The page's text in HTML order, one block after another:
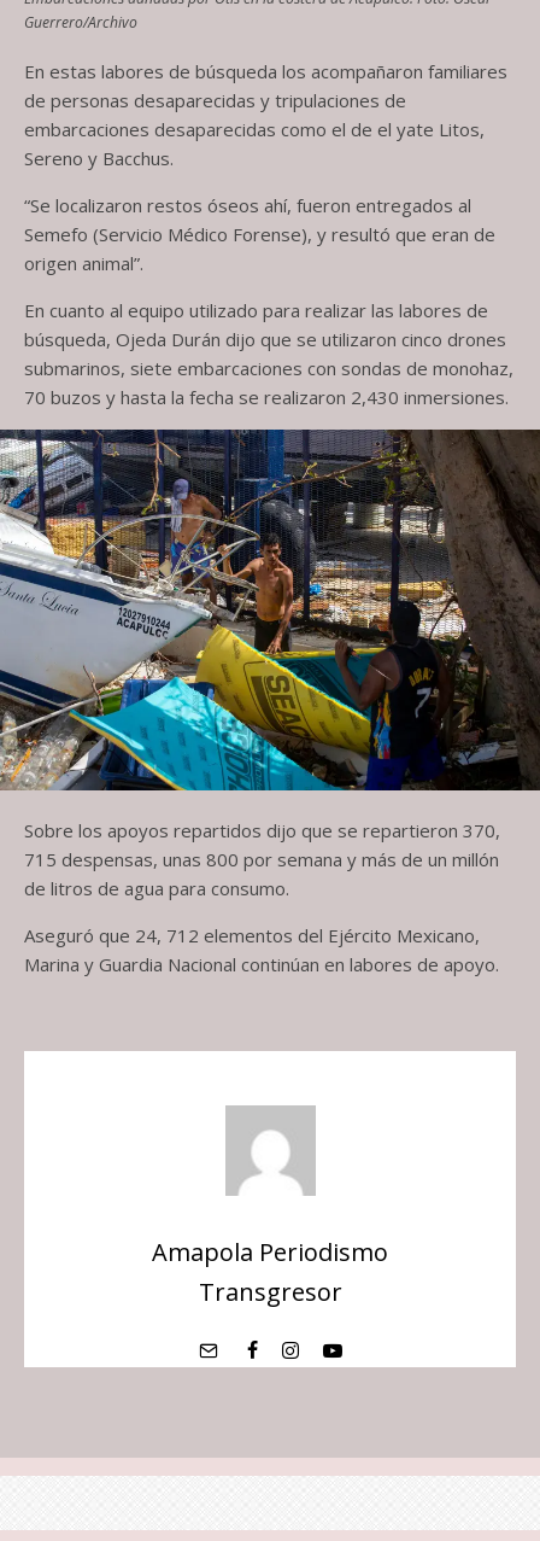
Guerrero/Archivo
En estas labores de búsqueda los acompañaron familiares
de personas desaparecidas y tripulaciones de
embarcaciones desaparecidas como el de el yate Litos,
Sereno y Bacchus.
“Se localizaron restos óseos ahí, fueron entregados al
Semefo (Servicio Médico Forense), y resultó que eran de
origen animal”.
En cuanto al equipo utilizado para realizar las labores de
búsqueda, Ojeda Durán dijo que se utilizaron cinco drones
submarinos, siete embarcaciones con sondas de monohaz,
70 buzos y hasta la fecha se realizaron 2,430 inmersiones.
Sobre los apoyos repartidos dijo que se repartieron 370,
715 despensas, unas 800 por semana y más de un millón
de litros de agua para consumo.
Aseguró que 24, 712 elementos del Ejército Mexicano,
Marina y Guardia Nacional continúan en labores de apoyo.
Amapola Periodismo
Transgresor